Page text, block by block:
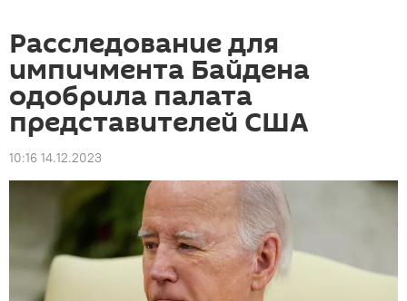
Расследование для
импичмента Байдена
одобрила палата
представителей США
10:16 14.12.2023